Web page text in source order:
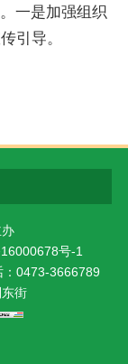
一是加强组织
引导。
号-1
0473-3666789
街